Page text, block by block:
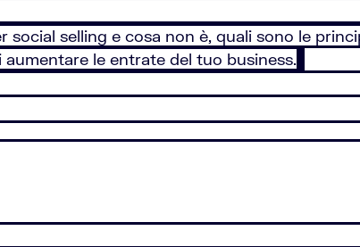
selling e cosa non è, quali sono le
le entrate del tuo business.